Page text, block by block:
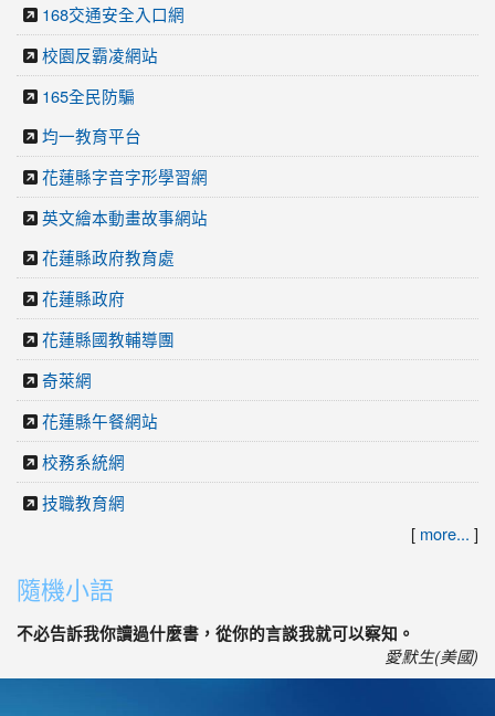
168交通安全入口網
校園反霸凌網站
165全民防騙
均一教育平台
花蓮縣字音字形學習網
英文繪本動畫故事網站
花蓮縣政府教育處
花蓮縣政府
花蓮縣國教輔導團
奇萊網
花蓮縣午餐網站
校務系統網
技職教育網
[ more... ]
隨機小語
不必告訴我你讀過什麼書，從你的言談我就可以察知。
愛默生(美國)